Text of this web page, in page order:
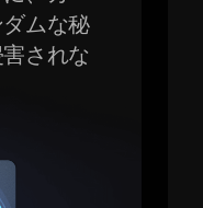
ムな秘
されな